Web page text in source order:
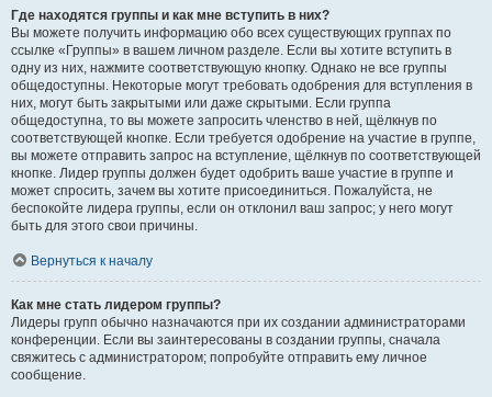
Где находятся группы и как мне вступить в них?
Вы можете получить информацию обо всех существующих группах по
ссылке «Группы» в вашем личном разделе. Если вы хотите вступить в
одну из них, нажмите соответствующую кнопку. Однако не все группы
общедоступны. Некоторые могут требовать одобрения для вступления в
них, могут быть закрытыми или даже скрытыми. Если группа
общедоступна, то вы можете запросить членство в ней, щёлкнув по
соответствующей кнопке. Если требуется одобрение на участие в группе,
вы можете отправить запрос на вступление, щёлкнув по соответствующей
кнопке. Лидер группы должен будет одобрить ваше участие в группе и
может спросить, зачем вы хотите присоединиться. Пожалуйста, не
беспокойте лидера группы, если он отклонил ваш запрос; у него могут
быть для этого свои причины.
Вернуться к началу
Как мне стать лидером группы?
Лидеры групп обычно назначаются при их создании администраторами
конференции. Если вы заинтересованы в создании группы, сначала
свяжитесь с администратором; попробуйте отправить ему личное
сообщение.